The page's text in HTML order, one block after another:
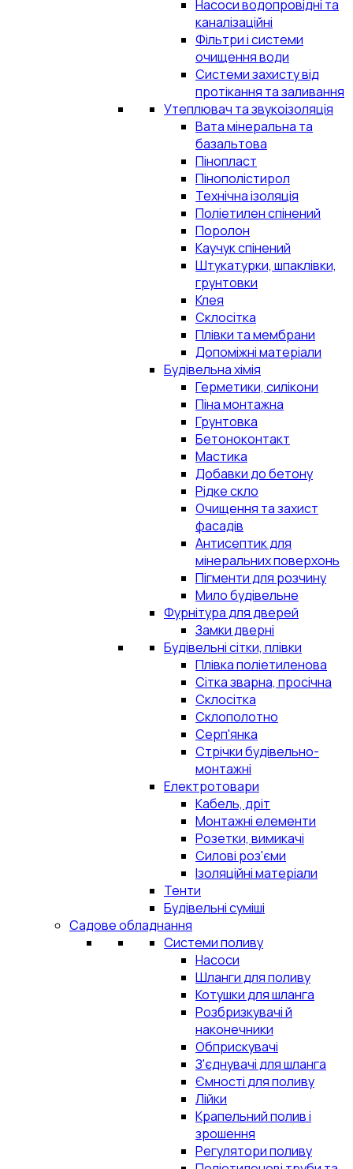
Насоси водопровідні та
каналізаційні
Фільтри і системи
очищення води
Системи захисту від
протікання та заливання
Утеплювач та звукоізоляція
Вата мінеральна та
базальтова
Пінопласт
Пінополістирол
Технічна ізоляція
Поліетилен спінений
Поролон
Каучук спінений
Штукатурки, шпаклівки,
грунтовки
Клея
Склосітка
Плівки та мембрани
Допоміжні матеріали
Будівельна хімія
Герметики, силікони
Піна монтажна
Грунтовка
Бетоноконтакт
Мастика
Добавки до бетону
Рідке скло
Очищення та захист
фасадів
Антисептик для
мінеральних поверхонь
Пігменти для розчину
Мило будівельне
Фурнітура для дверей
Замки дверні
Будівельні сітки, плівки
Плівка поліетиленова
Сітка зварна, просічна
Склосітка
Склополотно
Серп'янка
Стрічки будівельно-
монтажні
Електротовари
Кабель, дріт
Монтажні елементи
Розетки, вимикачі
Силові роз'єми
Ізоляційні матеріали
Тенти
Будівельні суміші
Садове обладнання
Системи поливу
Насоси
Шланги для поливу
Котушки для шланга
Розбризкувачі й
наконечники
Обприскувачі
З'єднувачі для шланга
Ємності для поливу
Лійки
Крапельний полив і
зрошення
Регулятори поливу